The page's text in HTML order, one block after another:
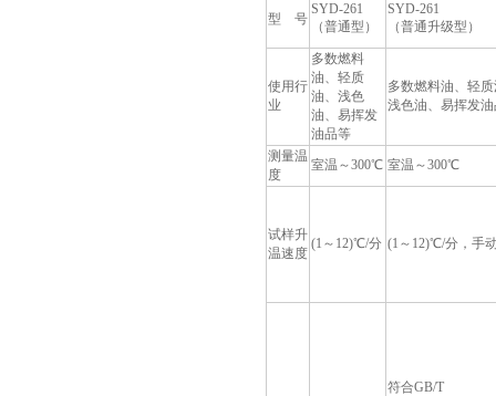
型 号
SYD-261
（普通型）
SYD-261
（普通升级型）
使用行
业
多数燃料
油、轻质
油、浅色
油、易挥发
油品等
多数燃料油、轻
浅色油、易挥发
测量温
度
室温～300℃ 室温～300℃
试样升
温速度
(1～12)℃/分 (1～12)℃/分，手
符合GB/T